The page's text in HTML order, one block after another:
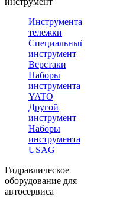
Инструментальные
тележки
Специальный
инструмент
Верстаки
Наборы
инструмента
YATO
Другой
инструмент
Наборы
инструмента
USAG
Гидравлическое
оборудование для
автосервиса